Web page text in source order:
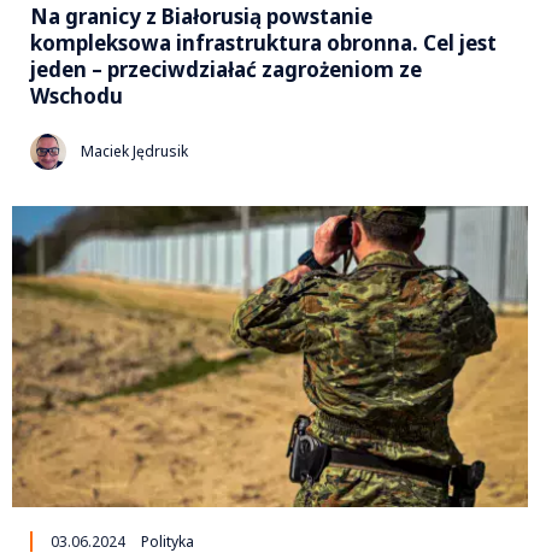
Na granicy z Białorusią powstanie
kompleksowa infrastruktura obronna. Cel jest
jeden – przeciwdziałać zagrożeniom ze
Wschodu
Maciek Jędrusik
03.06.2024 Polityka